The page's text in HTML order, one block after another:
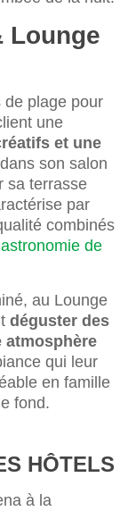
Lounge
de plage pour
une
et une
son salon
sa terrasse
par
combinés
de
au Lounge
déguster des
atmosphère
qui leur
en famille
fond.
HÔTELS
à la